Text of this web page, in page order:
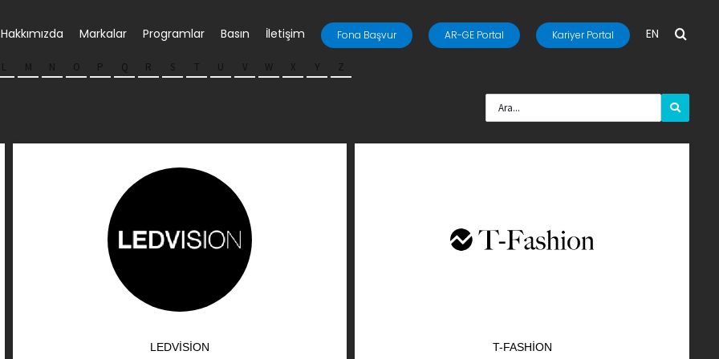
Hakkımızda Markalar Programlar Basın İletişim Fona Başvur AR-GE Portal Kariyer Portal EN
L M N O P Q R S T U V W X Y Z
LEDVISION T-FASHION